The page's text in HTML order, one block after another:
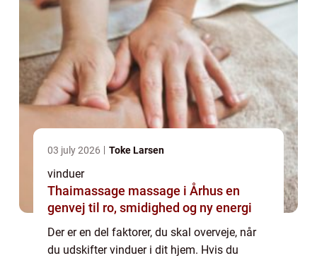
03 july 2026 Toke Larsen
vinduer
Thaimassage massage i Århus en
genvej til ro, smidighed og ny energi
Der er en del faktorer, du skal overveje, når
du udskifter vinduer i dit hjem. Hvis du